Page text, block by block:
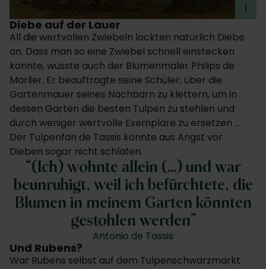
i
Diebe auf der Lauer
All die wertvollen Zwiebeln lockten natürlich Diebe
an. Dass man so eine Zwiebel schnell einstecken
konnte, wusste auch der Blumenmaler Philips de
Marlier. Er beauftragte seine Schüler, über die
Gartenmauer seines Nachbarn zu klettern, um in
dessen Garten die besten Tulpen zu stehlen und
durch weniger wertvolle Exemplare zu ersetzen …
Der Tulpenfan de Tassis konnte aus Angst vor
Dieben sogar nicht schlafen.
(Ich) wohnte allein (…) und war
beunruhigt, weil ich befürchtete, die
Blumen in meinem Garten könnten
gestohlen werden
Antonio de Tassis
Und Rubens?
War Rubens selbst auf dem Tulpenschwarzmarkt